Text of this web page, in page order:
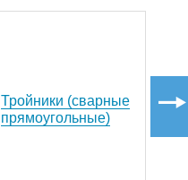
Тройники (сварные
прямоугольные)